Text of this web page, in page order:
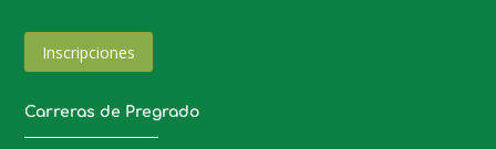
Inscripciones
Carreras de Pregrado